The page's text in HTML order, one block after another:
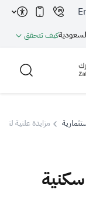
كيف تتحقق
مزايدة علنية